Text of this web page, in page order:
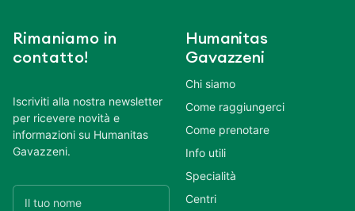
Rimaniamo in
contatto!
Iscriviti alla nostra newsletter
per ricevere novità e
informazioni su Humanitas
Gavazzeni.
Humanitas
Gavazzeni
Chi siamo
Come raggiungerci
Come prenotare
Info utili
Specialità
Centri